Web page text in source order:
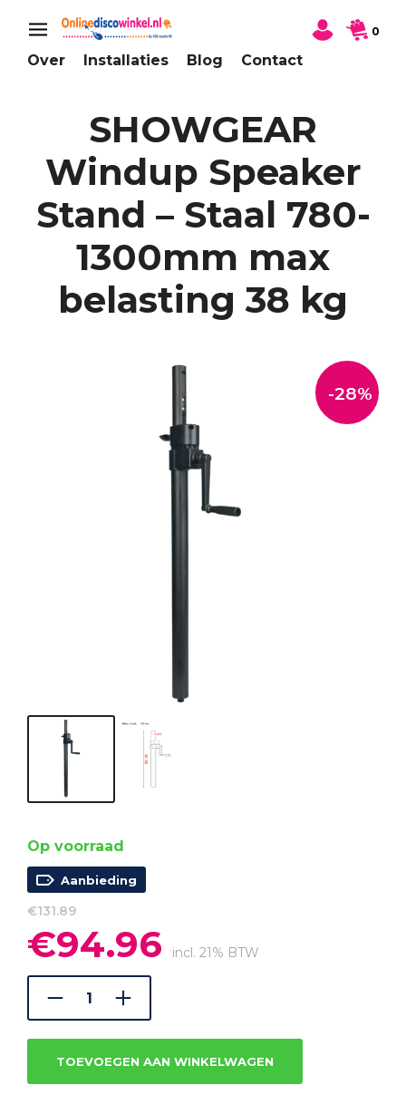
Over Installaties Blog Contact
0
SHOWGEAR
Windup Speaker
Stand – Staal 780-
1300mm max
belasting 38 kg
-28%
Op voorraad
Aanbieding
€131.89
Oorspronkelijke
prijs
was:
€131.89.
€94.96 prijs
incl. 21% BTW
TOEVOEGEN AAN WINKELWAGEN